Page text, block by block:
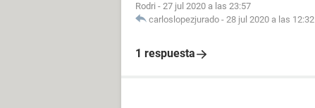
Rodri - 27 jul 2020 a las 23:57
carloslopezjurado - 28 jul 2020 a las 12:32
1 respuesta